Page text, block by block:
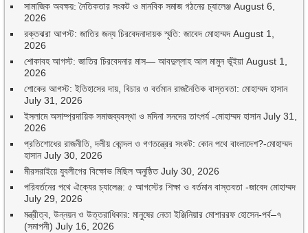
সামাজিক অবক্ষয়: নৈতিকতার সংকট ও মানবিক সমাজ গঠনের চ্যালেঞ্জ August 6,
2026
রক্তঝরা আগস্ট: জাতির জন্য চিরবেদনাদায়ক স্মৃতি: জাবেদ মোহাম্মদ August 1,
2026
শোকাবহ আগস্ট: জাতির চিরবেদনার মাস— আবদুল্লাহ আল মামুন ভূঁইয়া August 1,
2026
শোকের আগস্ট: ইতিহাসের দায়, বিচার ও বর্তমান রাজনৈতিক বাস্তবতা: মোহাম্মদ হাসান
July 31, 2026
ইসলামে অসাম্প্রদায়িক সমাজব্যবস্থা ও মদিনা সনদের তাৎপর্য -মোহাম্মদ হাসান July 31,
2026
প্রতিশোধের রাজনীতি, দলীয় কোন্দল ও গণতন্ত্রের সংকট: কোন পথে বাংলাদেশ?-মোহাম্মদ
হাসান July 30, 2026
মীরসরাইয়ে যুবলীগের বিক্ষোভ মিছিল অনুষ্ঠিত July 30, 2026
পরিবর্তনের পথে ঐক্যের চ্যালেঞ্জ: ৫ আগস্টের শিক্ষা ও বর্তমান বাস্তবতা -জাবেদ মোহাম্মদ
July 29, 2026
মন্ত্রীত্ব, উন্নয়ন ও উত্তরাধিকার: মানুষের নেতা ইঞ্জিনিয়ার মোশাররফ হোসেন-পর্ব–৭
(সমাপনী) July 16, 2026